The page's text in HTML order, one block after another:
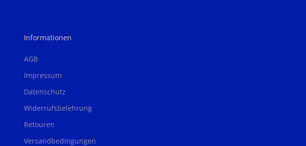
Informationen
AGB
Impressum
Datenschutz
Widerrufsbelehrung
Retouren
Versandbedingungen